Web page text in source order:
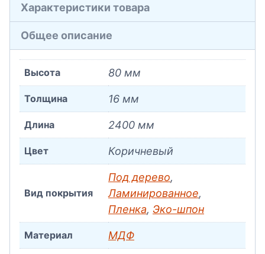
Характеристики товара
Общее описание
Высота 80 мм
Толщина 16 мм
Длина 2400 мм
Цвет Коричневый
Вид покрытия
Под дерево,
Ламинированное,
Пленка, Эко-шпон
Материал МДФ